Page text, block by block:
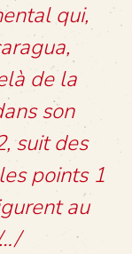
qui,
de la
son
suit des
points 1
au